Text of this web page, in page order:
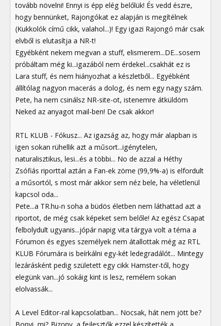
tovább növelni! Ennyi is épp elég belőlük! És vedd észre,
hogy bennünket, Rajongókat ez alapján is megítélnek
(Kukkolók című cikk, valahol...)! Egy igazi Rajongó már csak
elvből is elutasítja a NR-t!
Egyébként nekem megvan a stuff, elismerem...DE...sosem
próbáltam még ki...igazából nem érdekel...csakhát ez is
Lara stuff, és nem hiányozhat a készletből... Egyébként
állítólag nagyon macerás a dolog, és nem egy nagy szám.
Pete, ha nem csinálsz NR-site-ot, istenemre átküldöm
Neked az anyagot mail-ben! De csak akkor!
RTL KLUB - Fókusz... Az igazság az, hogy már alapban is
igen sokan rühellik azt a műsort...igénytelen,
naturalisztikus, lesi...és a többi... No de azzal a Héthy
Zsófiás riporttal aztán a Fan-ek zöme (99,9%-a) is elfordult
a műsortól, s most már akkor sem néz bele, ha véletlenül
kapcsol oda...
Pete...a TR.hu-n soha a büdös életben nem láthattad azt a
riportot, de még csak képeket sem belőle! Az egész Csapat
felbolydult ugyanis...jópár napig vita tárgya volt a téma a
Fórumon és egyes személyek nem átallottak még az RTL
KLUB Fórumára is beírkálni egy-két ledegradálót... Mintegy
lezárásként pedig született egy cikk Hamster-től, hogy
elegünk van...jó sokáig kint is lesz, remélem sokan
elolvassák...
A Level Editor-ral kapcsolatban... Nocsak, hát nem jött be?